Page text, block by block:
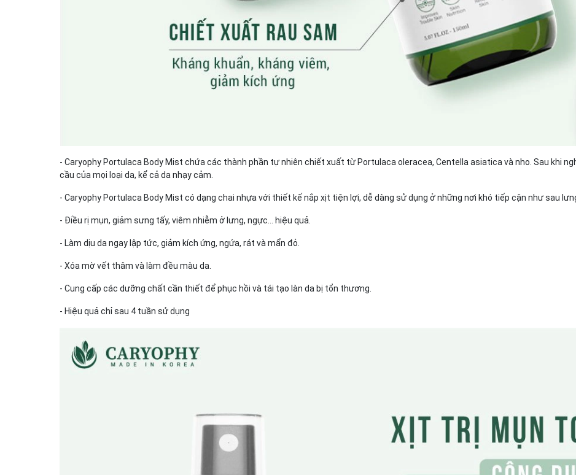
- Caryophy Portulaca Body Mist chứa các thành phần tự nhiên chiết xuất từ ​​Portulaca oleracea, Centella asiatica và nho. Sau khi
cầu của mọi loại da, kể cả da nhạy cảm.
- Caryophy Portulaca Body Mist có dạng chai nhựa với thiết kế nắp xịt tiện lợi, dễ dàng sử dụng ở những nơi khó tiếp cận như sau
- Điều rị mụn, giảm sưng tấy, viêm nhiễm ở lưng, ngực… hiệu quả.
- Làm dịu da ngay lập tức, giảm kích ứng, ngứa, rát và mẩn đỏ.
- Xóa mờ vết thâm và làm đều màu da.
- Cung cấp các dưỡng chất cần thiết để phục hồi và tái tạo làn da bị tổn thương.
- Hiệu quả chỉ sau 4 tuần sử dụng